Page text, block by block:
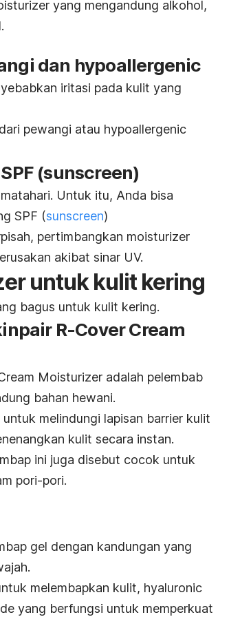
yang mengandung alkohol,
dan hypoallergenic
iritasi pada kulit yang
pewangi atau hypoallergenic
(sunscreen)
Untuk itu, Anda bisa
SPF (sunscreen)
pertimbangkan moisturizer
akibat sinar UV.
untuk kulit kering
bagus untuk kulit kering.
R-Cover Cream
Moisturizer adalah pelembab
bahan hewani.
melindungi lapisan barrier kulit
kulit secara instan.
ini juga disebut cocok untuk
pori-pori.
gel dengan kandungan yang
melembapkan kulit, hyaluronic
yang berfungsi untuk memperkuat